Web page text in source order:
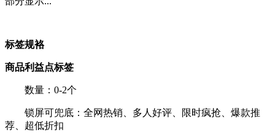
标签规袼
商品利益点标签
数量：0-2个
锁屏可兜底：全网热销、多人好评、限时疯抢、爆款推
荐、超低折扣